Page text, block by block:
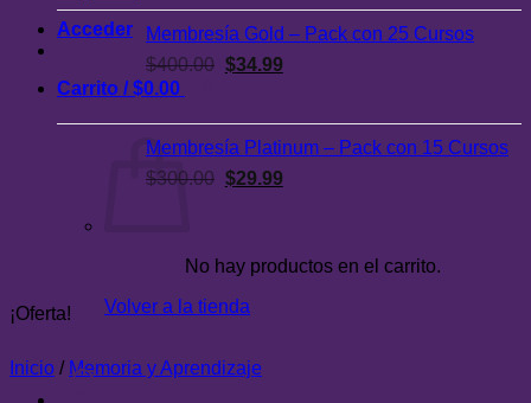
Acceder
Carrito /$0.00
No hay productos en el carrito.
Volver a la tienda
era:
$500.00.
es:
$47.00.
Membresía Gold – Pack con 25 Cursos
$400.00 El
era:
$400.00.
$34.99El
$34.99.
Membresía Platinum – Pack con 15 Cursos
$300.00 El
$300.00.
$29.99El
$29.99.
¡Oferta!
Inicio / Memoria y Aprendizaje